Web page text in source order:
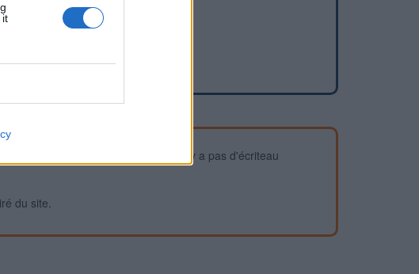
it
vous devez vous assurer qu'il n'y a pas d'écriteau
du site.